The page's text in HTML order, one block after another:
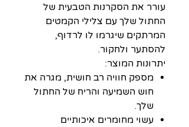
עורר את הסקרנות הטבעית של
החתול שלך עם צלילי הקמטים
המרתקים שיגרמו לו לרדוף,
להסתער ולחקור.
יתרונות המוצר:
מספק חוויה רב חושית, מגרה את
חוש השמיעה והריח של החתול
שלך.
עשוי מחומרים איכותיים